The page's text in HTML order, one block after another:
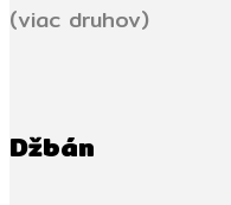
(viac druhov)
Džbán